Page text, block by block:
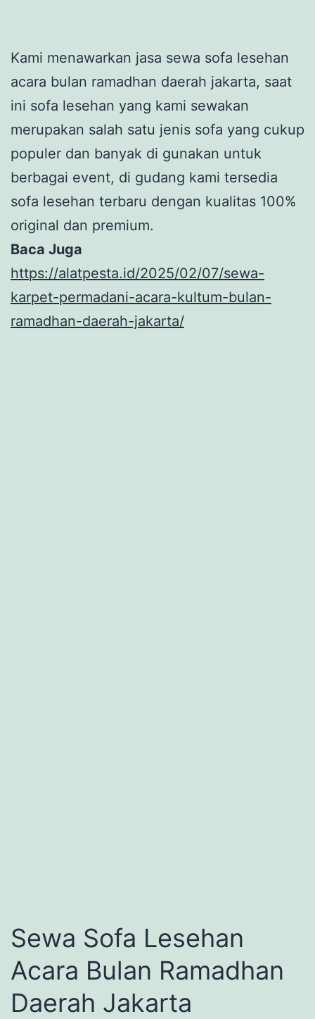
Kami menawarkan jasa sewa sofa lesehan
acara bulan ramadhan daerah jakarta, saat
ini sofa lesehan yang kami sewakan
merupakan salah satu jenis sofa yang cukup
populer dan banyak di gunakan untuk
berbagai event, di gudang kami tersedia
sofa lesehan terbaru dengan kualitas 100%
original dan premium.
Baca Juga
https://alatpesta.id/2025/02/07/sewa-
karpet-permadani-acara-kultum-bulan-
ramadhan-daerah-jakarta/
Sewa Sofa Lesehan
Acara Bulan Ramadhan
Daerah Jakarta